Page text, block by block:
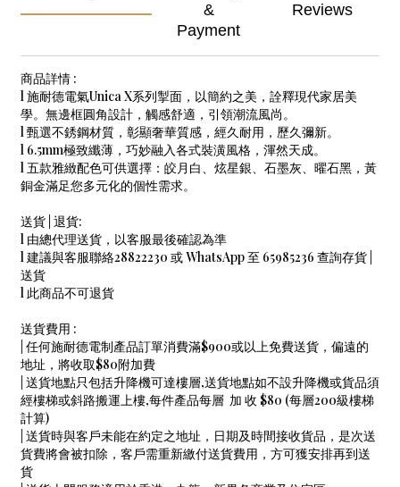
&
Payment
Reviews
商品詳情 :
l 施耐德電氣Unica X系列掣面，以簡約之美，詮釋現代家居美
學。無邊框圓角設計，觸感舒適，引領潮流風尚。
l 甄選不銹鋼材質，彰顯奢華質感，經久耐用，歷久彌新。
l 6.5mm極致纖薄，巧妙融入各式裝潢風格，渾然天成。
l 五款雅緻配色可供選擇：皎月白、炫星銀、石墨灰、曜石黑，黃
銅金滿足您多元化的個性需求。
送貨 | 退貨:
l 由總代理送貨，以客服最後確認為準
l 建議與客服聯絡28822230 或 WhatsApp 至 65985236 查詢存貨 |
送貨
l 此商品不可退貨
送貨費用 :
| 任何施耐德電制產品訂單消費滿$900或以上免費送貨，偏遠的
地址，將收取$80附加費
| 送貨地點只包括升降機可達樓層,送貨地點如不設升降機或貨品須
經樓梯或斜路搬運上樓,每件產品每層 加 收 $80 (每層200級樓梯
計算)
| 送貨時與客戶未能在約定之地址，日期及時間接收貨品，是次送
貨費將會被扣除，客戶需重新繳付送貨費用，方可獲安排再到送
貨